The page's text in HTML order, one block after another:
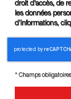
droit d'accès, de
les données
d’informations,
*Champs obligatoires